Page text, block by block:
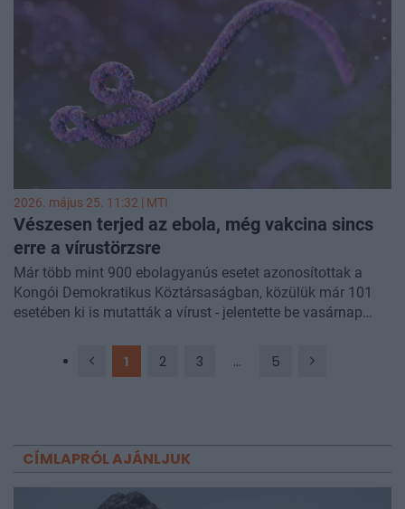
2026. május 25. 11:32 | MTI
Vészesen terjed az ebola, még vakcina sincs
erre a vírustörzsre
Már több mint 900 ebolagyanús esetet azonosítottak a
Kongói Demokratikus Köztársaságban, közülük már 101
esetében ki is mutatták a vírust - jelentette be vasárnap
1 2 3 ... 5
CÍMLAPRÓL AJÁNLJUK